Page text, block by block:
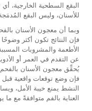
البقع السطحية الخارجية،
للأسنان، وليس البقع
وبما أن معجون الأسنان
فإن النتائج تكون أكثر
الأطعمة والمشروبات
عن التقدم في العمر أو
يُحقِّق معجون الأسنان
فإن وضع توقعات واقعية قبل
النشط يمنع خيبة الأمل،
العناية بالفم متوافقةً مع ما